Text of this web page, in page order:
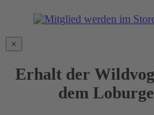
×
Erhalt der
dem